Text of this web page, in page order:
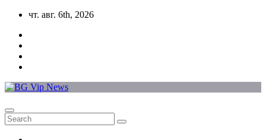
Skip
content
чт. авг. 6th, 2026